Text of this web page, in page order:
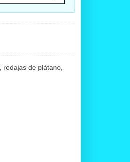
rodajas de plátano,